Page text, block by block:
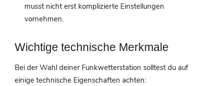
musst nicht erst komplizierte Einstellungen
vornehmen.
Wichtige technische Merkmale
Bei der Wahl deiner Funkwetterstation solltest du auf
einige technische Eigenschaften achten: